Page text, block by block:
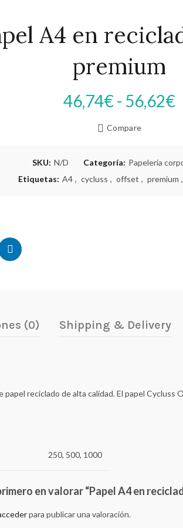
A4 en
premium
46,74€- 56,62€
Compare
SKU: N/D Categoría: Papelería
Etiquetas: A4 , cycluss , offset , premium ,
(0) Shipping & Delivery
reciclado de alta calidad. El papel Cycluss
250, 500, 1000
en valorar “Papel A4 en
para publicar una valoración.